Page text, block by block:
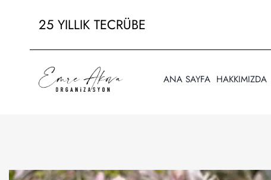
25 YILLIK TECRÜBE
ANA SAYFA HAKKIMIZDA